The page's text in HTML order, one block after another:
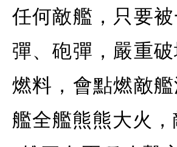
任何敵艦，只要
彈、砲彈，嚴重
燃料，會點燃敵
艦全艦熊熊大火